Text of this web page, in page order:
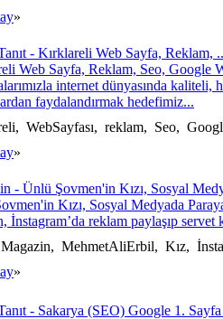
»
- Kırklareli Web Sayfa, Reklam,
Web Sayfa, Reklam, Seo, Google
internet dünyasında
faydalandırmak hedefimiz...
WebSayfası, reklam, Seo,
»
- Ünlü Şovmen'in Kızı, Sosyal
Kızı, Sosyal Medyada
İnstagram’da reklam paylaşıp servet
MehmetAliErbil, Kız,
»
- Sakarya (SEO) Google 1.